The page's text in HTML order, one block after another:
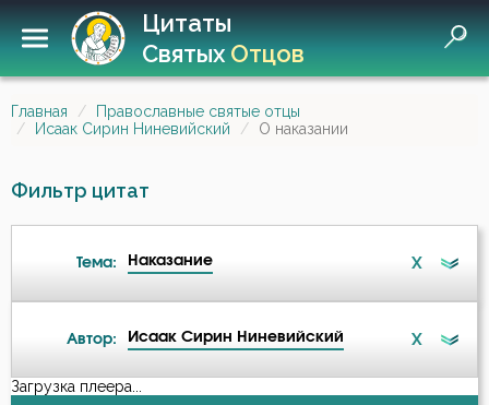
Цитаты
СвятыхОтцов
Главная
Православные святые отцы
Исаак Сирин Ниневийский
О наказании
Фильтр цитат
Тема: Наказание X
Ад
Автор: Исаак Сирин Ниневийский X
А-я
Загрузка плеера...